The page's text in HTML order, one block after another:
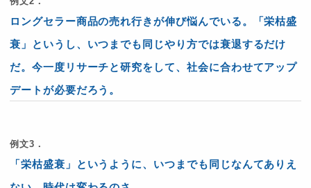
ロングセラー商品の売れ行きが伸び悩んでいる。「栄枯盛
衰」というし、いつまでも同じやり方では衰退するだけ
だ。今一度リサーチと研究をして、社会に合わせてアップ
デートが必要だろう。
例文3．
「栄枯盛衰」というように、いつまでも同じなんてありえ